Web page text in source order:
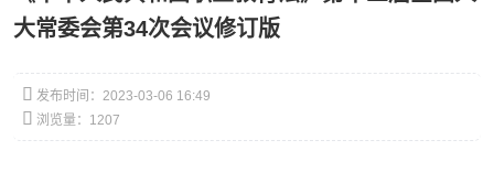
大常委会第34次会议修订版
 发布时间：2023-03-06 16:49
 浏览量： 1207